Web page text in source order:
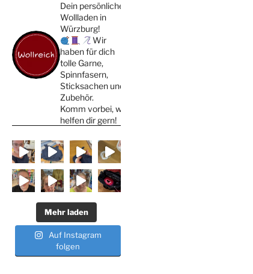
Dein persönlicher
Wollladen in
Würzburg!
Wir
haben für dich
tolle Garne,
Spinnfasern,
Sticksachen und
Zubehör.
Komm vorbei, wir
helfen dir gern!
Mehr laden
Auf Instagram
folgen